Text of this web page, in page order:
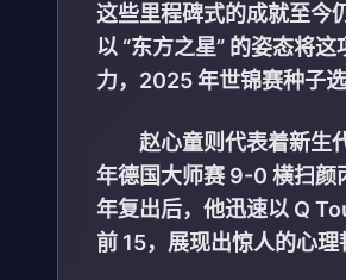
这些里程碑式的成就至今
以 “东方之星” 的姿态将
力，2025 年世锦赛种子
赵心童则代表着新生
年德国大师赛 9-0 横扫颜
年复出后，他迅速以 Q
前 15，展现出惊人的心理